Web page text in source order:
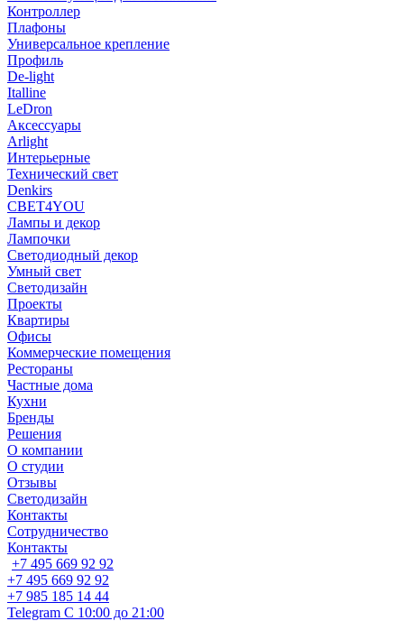
Контроллер
Плафоны
Универсальное крепление
Профиль
De-light
Italline
LeDron
Аксессуары
Arlight
Интерьерные
Технический свет
Denkirs
СВЕТ4YOU
Лампы и декор
Лампочки
Светодиодный декор
Умный свет
Светодизайн
Проекты
Квартиры
Офисы
Коммерческие помещения
Рестораны
Частные дома
Кухни
Бренды
Решения
О компании
О студии
Отзывы
Светодизайн
Контакты
Сотрудничество
Контакты
+7 495 669 92 92
+7 495 669 92 92
+7 985 185 14 44
Telegram С 10:00 до 21:00